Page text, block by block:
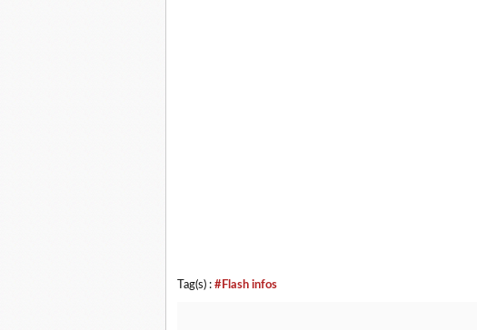
Tag(s) : #Flash infos